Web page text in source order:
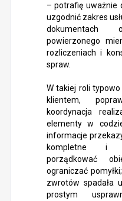
– potrafię uważnie
uzgodnić zakres
dokumentach
powierzonego
rozliczeniach i
spraw.
W takiej roli
klientem,
koordynacja
elementy w
informacje
kompletne i
porządkować
ograniczać
zwrotów spadała
prostym